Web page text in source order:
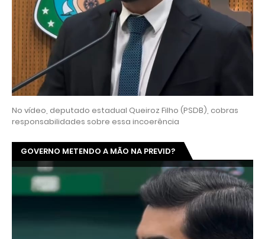
No vídeo, deputado estadual Queiroz Filho (PSDB), cobras
responsabilidades sobre essa incoerência
GOVERNO METENDO A MÃO NA PREVID?